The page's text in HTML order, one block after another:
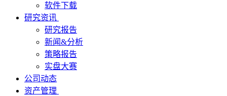
软件下载
研究资讯
研究报告
新闻&分析
策略报告
实盘大赛
公司动态
资产管理